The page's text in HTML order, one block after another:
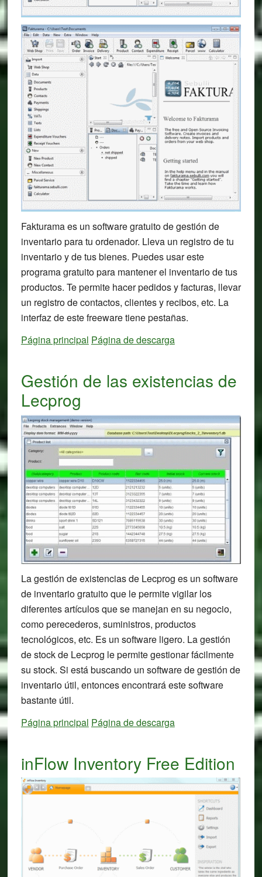
Fakturama es un software gratuito de gestión de
inventario para tu ordenador. Lleva un registro de tu
inventario y de tus bienes. Puedes usar este
programa gratuito para mantener el inventario de tus
productos. Te permite hacer pedidos y facturas, llevar
un registro de contactos, clientes y recibos, etc. La
interfaz de este freeware tiene pestañas.
Página principal Página de descarga
Gestión de las existencias de
Lecprog
La gestión de existencias de Lecprog es un software
de inventario gratuito que le permite vigilar los
diferentes artículos que se manejan en su negocio,
como perecederos, suministros, productos
tecnológicos, etc. Es un software ligero. La gestión
de stock de Lecprog le permite gestionar fácilmente
su stock. Si está buscando un software de gestión de
inventario útil, entonces encontrará este software
bastante útil.
Página principal Página de descarga
inFlow Inventory Free Edition